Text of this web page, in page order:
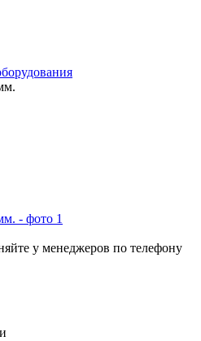
у менеджеров по телефону